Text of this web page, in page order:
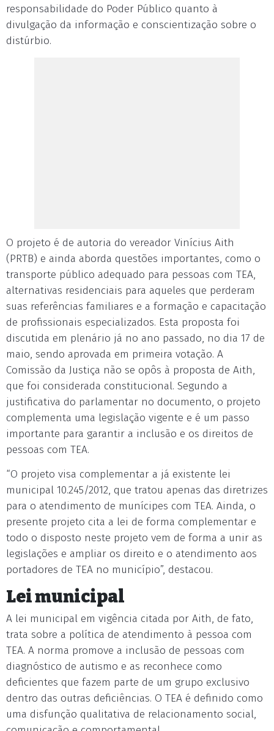
responsabilidade do Poder Público quanto à
divulgação da informação e conscientização sobre o
distúrbio.
O projeto é de autoria do vereador Vinícius Aith
(PRTB) e ainda aborda questões importantes, como o
transporte público adequado para pessoas com TEA,
alternativas residenciais para aqueles que perderam
suas referências familiares e a formação e capacitação
de profissionais especializados. Esta proposta foi
discutida em plenário já no ano passado, no dia 17 de
maio, sendo aprovada em primeira votação. A
Comissão da Justiça não se opôs à proposta de Aith,
que foi considerada constitucional. Segundo a
justificativa do parlamentar no documento, o projeto
complementa uma legislação vigente e é um passo
importante para garantir a inclusão e os direitos de
pessoas com TEA.
“O projeto visa complementar a já existente lei
municipal 10.245/2012, que tratou apenas das diretrizes
para o atendimento de munícipes com TEA. Ainda, o
presente projeto cita a lei de forma complementar e
todo o disposto neste projeto vem de forma a unir as
legislações e ampliar os direito e o atendimento aos
portadores de TEA no município”, destacou.
Lei municipal
A lei municipal em vigência citada por Aith, de fato,
trata sobre a política de atendimento à pessoa com
TEA. A norma promove a inclusão de pessoas com
diagnóstico de autismo e as reconhece como
deficientes que fazem parte de um grupo exclusivo
dentro das outras deficiências. O TEA é definido como
uma disfunção qualitativa de relacionamento social,